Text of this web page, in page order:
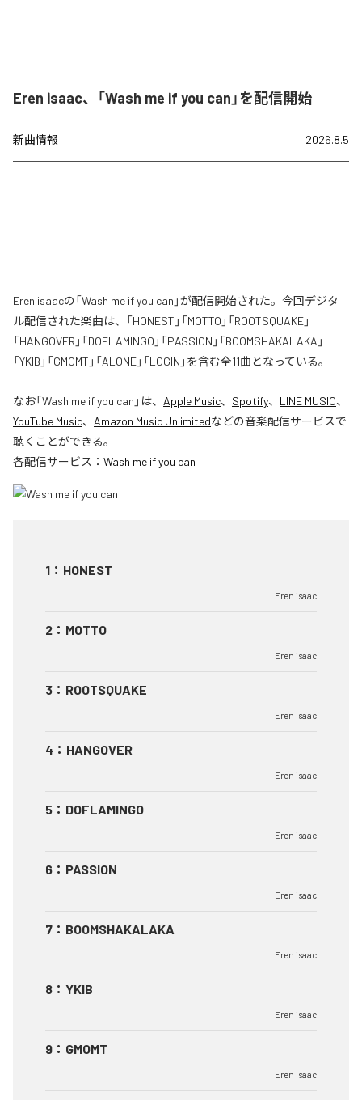
Eren isaac、「Wash me if you can」を配信開始
新曲情報 2026.8.5
Eren isaacの「Wash me if you can」が配信開始された。今回デジタ
ル配信された楽曲は、「HONEST」「MOTTO」「ROOTSQUAKE」
「HANGOVER」「DOFLAMINGO」「PASSION」「BOOMSHAKALAKA」
「YKIB」「GMOMT」「ALONE」「LOGIN」を含む全11曲となっている。
なお「Wash me if you can 」は、 Apple Music、 Spotify、 LINE MUSIC、
YouTube Music、 Amazon Music Unlimitedなどの音楽配信サービスで
聴くことができる。
各配信サービス： Wash me if you can
1 ： HONEST
Eren isaac
2 ： MOTTO
Eren isaac
3 ： ROOTSQUAKE
Eren isaac
4 ： HANGOVER
Eren isaac
5 ： DOFLAMINGO
Eren isaac
6 ： PASSION
Eren isaac
7 ： BOOMSHAKALAKA
Eren isaac
8 ： YKIB
Eren isaac
9 ： GMOMT
Eren isaac